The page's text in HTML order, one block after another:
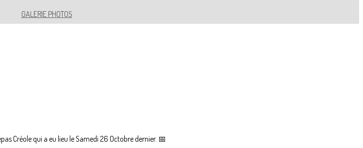
GALERIE PHOTOS
Créole qui a eu lieu le Samedi 26 Octobre dernier. 📅